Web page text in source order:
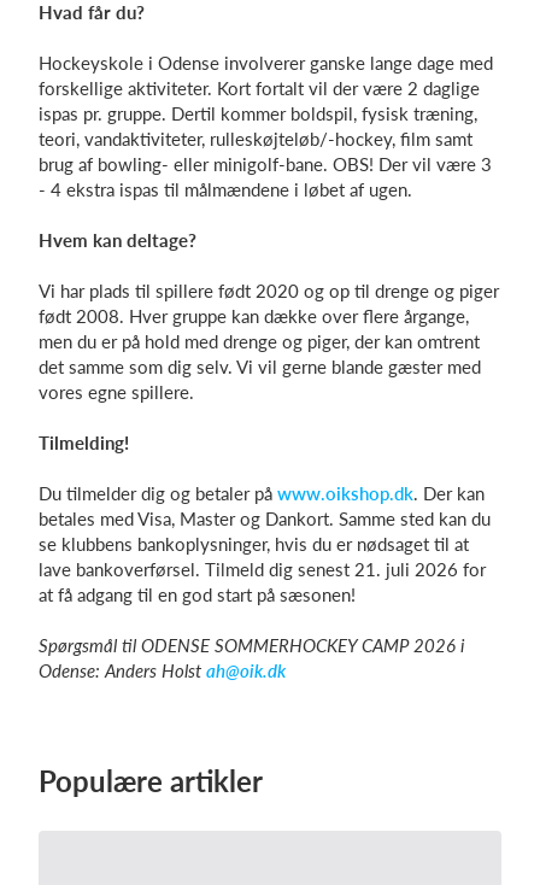
Hvad får du?
Hockeyskole i Odense involverer ganske lange dage med
forskellige aktiviteter. Kort fortalt vil der være 2 daglige
ispas pr. gruppe. Dertil kommer boldspil, fysisk træning,
teori, vandaktiviteter, rulleskøjteløb/-hockey, film samt
brug af bowling- eller minigolf-bane. OBS! Der vil være 3
- 4 ekstra ispas til målmændene i løbet af ugen.
Hvem kan deltage?
Vi har plads til spillere født 2020 og op til drenge og piger
født 2008. Hver gruppe kan dække over flere årgange,
men du er på hold med drenge og piger, der kan omtrent
det samme som dig selv. Vi vil gerne blande gæster med
vores egne spillere.
Tilmelding!
Du tilmelder dig og betaler på www.oikshop.dk. Der kan
betales med Visa, Master og Dankort. Samme sted kan du
se klubbens bankoplysninger, hvis du er nødsaget til at
lave bankoverførsel. Tilmeld dig senest 21. juli 2026 for
at få adgang til en god start på sæsonen!
Spørgsmål til ODENSE SOMMERHOCKEY CAMP 2026 i
Odense: Anders Holst ah@oik.dk
Populære artikler